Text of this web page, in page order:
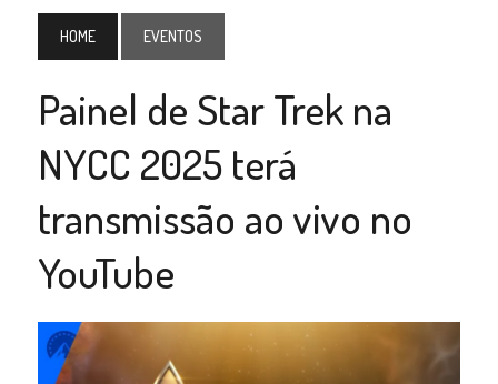
HOME EVENTOS
Painel de Star Trek na
NYCC 2025 terá
transmissão ao vivo no
YouTube